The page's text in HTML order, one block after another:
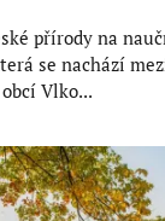
přírody na
se nachází
Vlko...